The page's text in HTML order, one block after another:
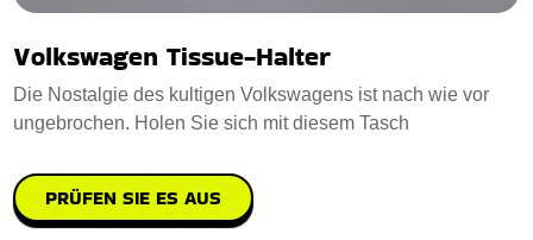
Volkswagen Tissue-Halter
Die Nostalgie des kultigen Volkswagens ist nach wie vor
ungebrochen. Holen Sie sich mit diesem Tasch
PRÜFEN SIE ES AUS